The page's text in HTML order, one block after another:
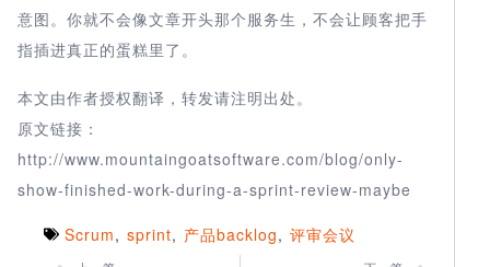
意图。你就不会像文章开头那个服务生，不会让顾客把手
指插进真正的蛋糕里了。
本文由作者授权翻译，转发请注明出处。
原文链接：
http://www.mountaingoatsoftware.com/blog/only-
show-finished-work-during-a-sprint-review-maybe
Scrum, sprint, 产品backlog, 评审会议